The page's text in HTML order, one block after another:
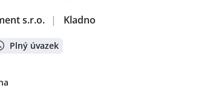
s.r.o. | Kladno
Plný úvazek